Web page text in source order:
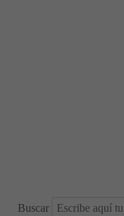
Buscar